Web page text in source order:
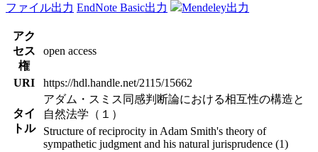
ファイル出力 EndNote Basic出力 Mendeley出力
アク
セス
権
open access
URI https://hdl.handle.net/2115/15662
タイ
トル
アダム・スミス同感判断論における相互性の構造と
自然法学（１）
Structure of reciprocity in Adam Smith's theory of
sympathetic judgment and his natural jurisprudence (1)